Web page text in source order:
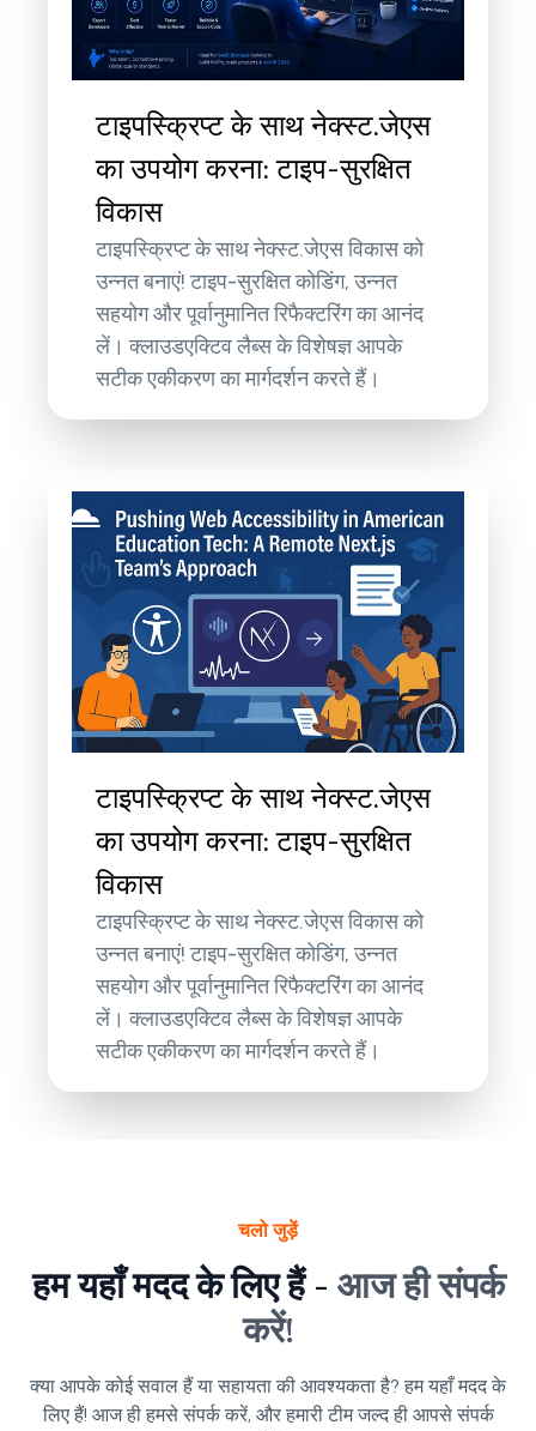
टाइपस्क्रिप्ट के साथ नेक्स्ट.जेएस
का उपयोग करना: टाइप-सुरक्षित
विकास
टाइपस्क्रिप्ट के साथ नेक्स्ट.जेएस विकास को
उन्नत बनाएं! टाइप-सुरक्षित कोडिंग, उन्नत
सहयोग और पूर्वानुमानित रिफैक्टरिंग का आनंद
लें। क्लाउडएक्टिव लैब्स के विशेषज्ञ आपके
सटीक एकीकरण का मार्गदर्शन करते हैं।
टाइपस्क्रिप्ट के साथ नेक्स्ट.जेएस
का उपयोग करना: टाइप-सुरक्षित
विकास
टाइपस्क्रिप्ट के साथ नेक्स्ट.जेएस विकास को
उन्नत बनाएं! टाइप-सुरक्षित कोडिंग, उन्नत
सहयोग और पूर्वानुमानित रिफैक्टरिंग का आनंद
लें। क्लाउडएक्टिव लैब्स के विशेषज्ञ आपके
सटीक एकीकरण का मार्गदर्शन करते हैं।
चलो जुड़ें
हम यहाँ मदद के लिए हैं - आज ही संपर्क
करें!
क्या आपके कोई सवाल हैं या सहायता की आवश्यकता है? हम यहाँ मदद के
लिए हैं! आज ही हमसे संपर्क करें, और हमारी टीम जल्द ही आपसे संपर्क